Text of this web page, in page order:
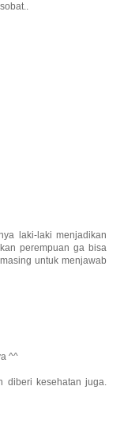
laki-laki menjadikan
perempuan ga bisa
untuk menjawab
^^
diberi kesehatan juga.